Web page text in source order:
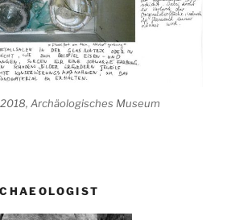
Archäologisches Museum